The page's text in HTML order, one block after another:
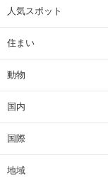
人気スポット
住まい
動物
国内
国際
地域